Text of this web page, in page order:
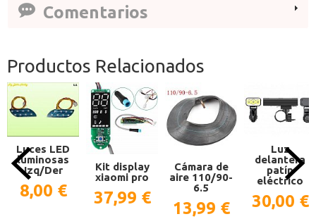
Comentarios
Productos Relacionados
Luces LED
luminosas
Izq/Der
8,00 €
Kit display
xiaomi pro
37,99 €
Cámara de
aire 110/90-
6.5
13,99 €
Luz
delantera
patín
eléctrico
30,00 €